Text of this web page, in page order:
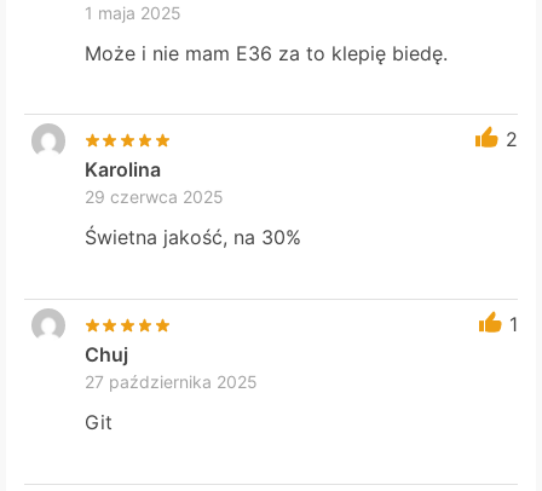
1 maja 2025
Może i nie mam E36 za to klepię biedę.
2
Karolina
29 czerwca 2025
Świetna jakość, na 30%
1
Chuj
27 października 2025
Git